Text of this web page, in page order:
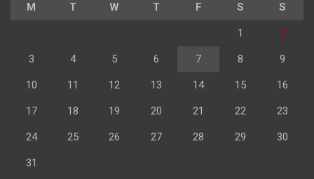
M T W T F S S
1 2
3 4 5 6 7 8 9
10 11 12 13 14 15 16
17 18 19 20 21 22 23
24 25 26 27 28 29 30
31